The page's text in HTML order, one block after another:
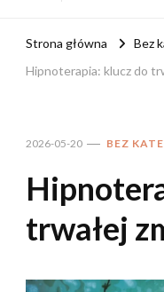
Strona główna
Bez
Hipnoterapia: klucz do
2026-05-20 BEZ
trwałej